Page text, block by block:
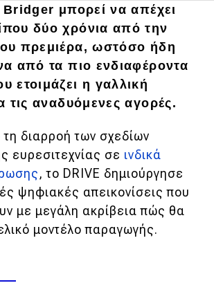
μπορεί να απέχει
δύο χρόνια από την
πρεμιέρα, ωστόσο ήδη
από τα πιο ενδιαφέροντα
ετοιμάζει η γαλλική
τις αναδυόμενες αγορές.
διαρροή των σχεδίων
ευρεσιτεχνίας σε ινδικά
, το DRIVE δημιούργησε
ψηφιακές απεικονίσεις που
με μεγάλη ακρίβεια πώς θα
μοντέλο παραγωγής.